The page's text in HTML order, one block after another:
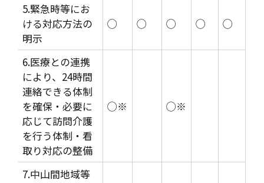
5.緊急時等にお
ける対応方法の
明示
◯ ◯ ◯ ◯ ◯
6.医療との連携
により、24時間
連絡できる体制
を確保・必要に
応じて訪問介護
を行う体制・看
取り対応の整備
◯※ ◯※
7.中山間地域等